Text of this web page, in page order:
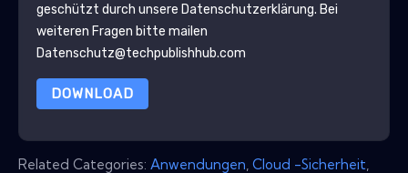
geschützt durch unsere Datenschutzerklärung. Bei
weiteren Fragen bitte mailen
Datenschutz@techpublishhub.com
DOWNLOAD
Related Categories: Anwendungen Cloud -Sicherheit